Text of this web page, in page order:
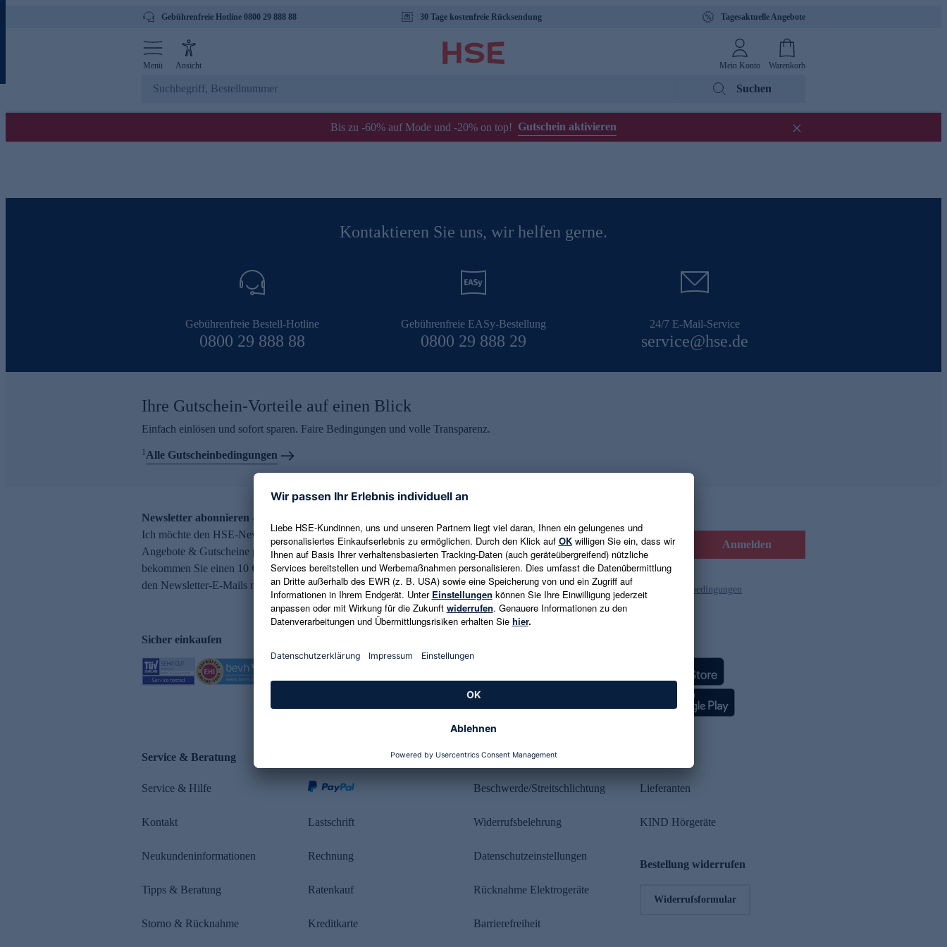
Gebührenfreie Hotline 0800 29 888 88 30 Tage kostenfreie Rücksendung Tagesaktuelle Angebote
Menü Ansicht Mein Konto Warenkorb
Suchen
Bis zu -60% auf Mode und -20% on top! Gutschein aktivieren
Kontaktieren Sie uns, wir helfen gerne.
Gebührenfreie Bestell-Hotline
0800 29 888 88
Gebührenfreie EASy-Bestellung
0800 29 888 29
24/7 E-Mail-Service
service@hse.de
Ihre Gutschein-Vorteile auf einen Blick
Einfach einlösen und sofort sparen. Faire Bedingungen und volle Transparenz.
1Alle Gutscheinbedingungen
Newsletter abonnieren – 10 € Gutschein erhalten
Ich möchte den HSE-Newsletter abonnieren und aktuelle Trends,
Angebote & Gutscheine per E-Mail erhalten. Als Dankeschön
bekommen Sie einen 10 € Gutschein. Eine Abmeldung ist jederzeit in
den Newsletter-E-Mails möglich.
E-Mail-Adresse eingeben Anmelden
Es gelten die Datenschutzrichtlinien und die Gutscheinbedingungen
Sicher einkaufen
Service & Beratung
Service & Hilfe
Kontakt
Neukundeninformationen
Tipps & Beratung
Storno & Rücknahme
Lastschrift
Rechnung
Ratenkauf
Kreditkarte
Rechtliches
Beschwerde/Streitschlichtung
Widerrufsbelehrung
Datenschutzeinstellungen
Rücknahme Elektrogeräte
Barrierefreiheit
Lieferanten
KIND Hörgeräte
Bestellung widerrufen
Widerrufsformular